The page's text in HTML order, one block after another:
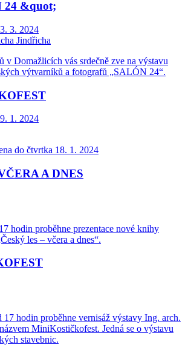
24 &quot;
3. 2024
Jindřicha
v Domažlicích vás srdečně zve na výstavu
výtvarníků a fotografů „SALÓN 24“.
1. 2024
do čtvrtka 18. 1. 2024
A DNES
hodin proběhne prezentace nové knihy
les – včera a dnes“.
17 hodin proběhne vernisáž výstavy Ing. arch.
MiniKostičkofest. Jedná se o výstavu
stavebnic.